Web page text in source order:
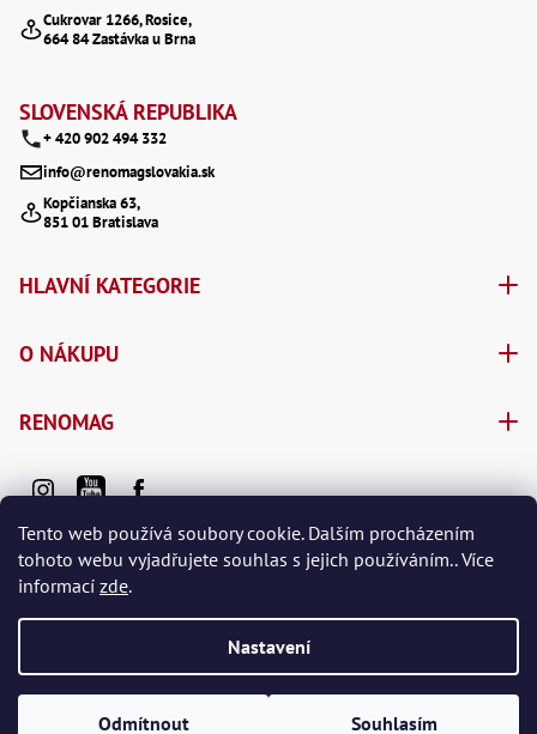
Tento web používá soubory cookie. Dalším procházením
tohoto webu vyjadřujete souhlas s jejich používáním.. Více
informací zde.
Nastavení
Odmítnout Souhlasím
Cukrovar 1266, Rosice,
664 84 Zastávka u Brna
SLOVENSKÁ REPUBLIKA
+ 420 902 494 332
info@renomagslovakia.sk
Kopčianska 63,
851 01 Bratislava
HLAVNÍ KATEGORIE
O NÁKUPU
RENOMAG
Vytvořil Shoptet Premium
Copyright 2026e-shop RENOMAG spol. s r.o.. Všechna práva